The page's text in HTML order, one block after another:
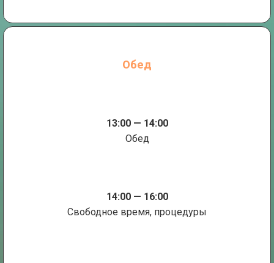
Обед
13:00 — 14:00
Обед
14:00 — 16:00
Свободное время, процедуры